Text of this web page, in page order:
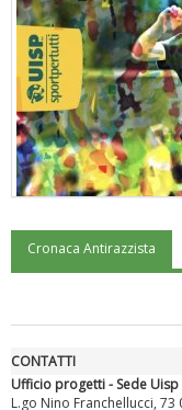
"Superare gli
Cronaca Antirazzista
CONTATTI
Ufficio progetti - Sede
L.go Nino Franchellucci, 73